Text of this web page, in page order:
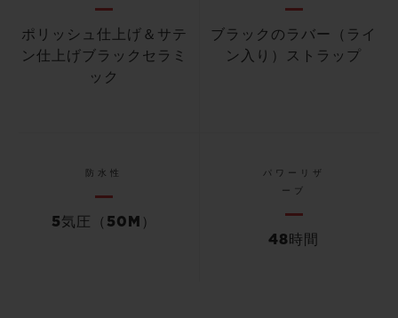
ポリッシュ仕上げ＆サテ
ン仕上げブラックセラミ
ック
ブラックのラバー（ライ
ン入り）ストラップ
防水性
5気圧（50M）
パワーリザ
ーブ
48時間